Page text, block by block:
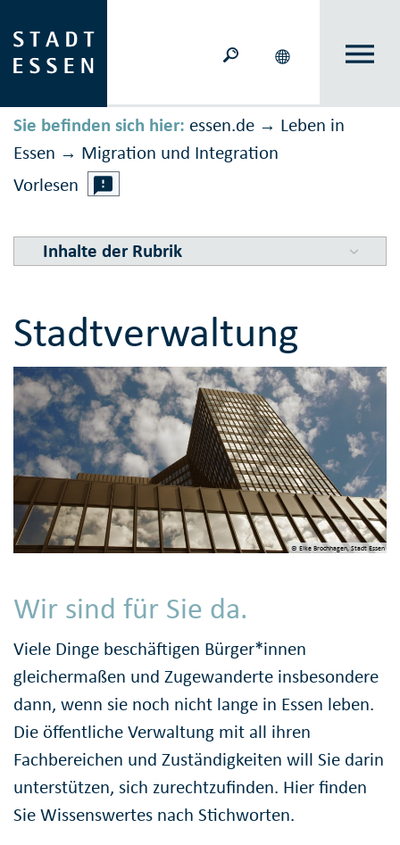
Sie befinden sich hier: essen.de → Leben in
Essen → Migration und Inte­gration
Vorlesen
Inhalte der Rubrik
Stadtverwaltung
© Elke Brochhagen, Stadt Essen
Wir sind für Sie da.
Viele Dinge beschäftigen Bürger*innen
gleichermaßen und Zugewanderte insbesondere
dann, wenn sie noch nicht lange in Essen leben.
Die öffentliche Verwaltung mit all ihren
Fachbereichen und Zuständigkeiten will Sie darin
unterstützen, sich zurechtzufinden. Hier finden
Sie Wissenswertes nach Stichworten.